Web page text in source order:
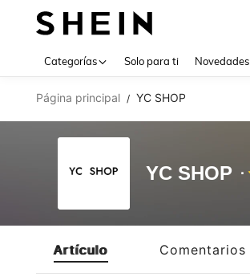
Categorías Solo para ti Novedades
Página principal / YC SHOP
YC SHOP
Artículo Comentarios